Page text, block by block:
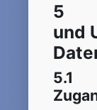
5
und
5.1